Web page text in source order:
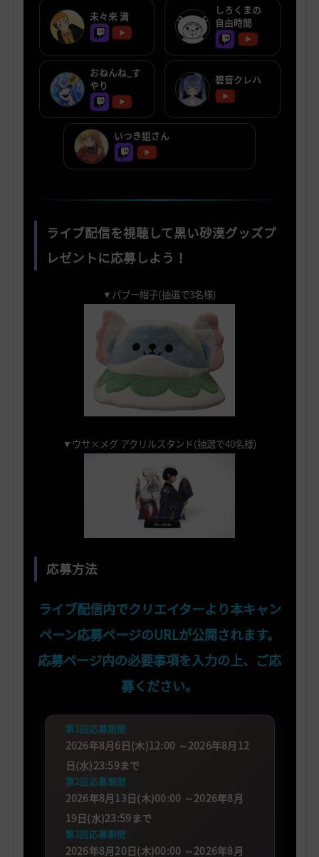
未々来 満
しろくまの
自由時間
おねんね_す
やり
碧音クレハ
いつき姐さん
ライブ配信を視聴して黒い砂漠グッズプ
レゼントに応募しよう！
▼パプー帽子(抽選で3名様)
▼ウサ×メグ アクリルスタンド(抽選で40名様)
応募方法
ライブ配信内でクリエイターより本キャン
ペーン応募ページのURLが公開されます。
応募ページ内の必要事項を入力の上、ご応
募ください。
第1回応募期間
2026年8月6日(木)12:00 ～2026年8月12
日(水)23:59まで
第2回応募期間
2026年8月13日(木)00:00 ～2026年8月
19日(水)23:59まで
第3回応募期間
2026年8月20日(木)00:00 ～2026年8月